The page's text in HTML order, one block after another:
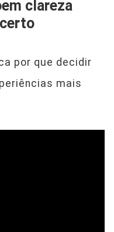
clareza
por que decidir
mais